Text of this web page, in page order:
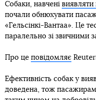
Собаки, навчені виявляти
почали обнюхувати
«Гельсінкі-Вантаа». Це
паралельно зі звичними
Про це повідомляє
Ефективність собак у
доведена, тож